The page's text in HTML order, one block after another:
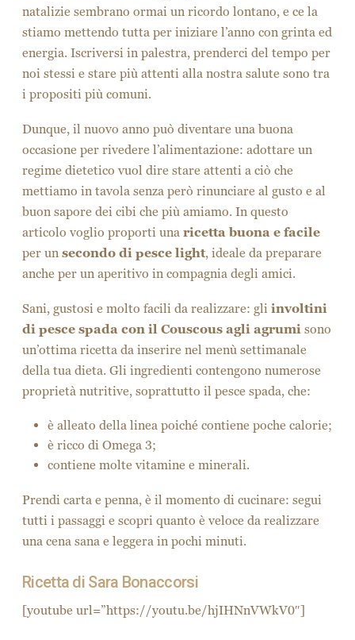
natalizie sembrano ormai un ricordo lontano, e ce la
stiamo mettendo tutta per iniziare l’anno con grinta ed
energia. Iscriversi in palestra, prenderci del tempo per
noi stessi e stare più attenti alla nostra salute sono tra
i propositi più comuni.
Dunque, il nuovo anno può diventare una buona
occasione per rivedere l’alimentazione: adottare un
regime dietetico vuol dire stare attenti a ciò che
mettiamo in tavola senza però rinunciare al gusto e al
buon sapore dei cibi che più amiamo. In questo
articolo voglio proporti una ricetta buona e facile
per un secondo di pesce light, ideale da preparare
anche per un aperitivo in compagnia degli amici.
Sani, gustosi e molto facili da realizzare: gli involtini
di pesce spada con il Couscous agli agrumi sono
un’ottima ricetta da inserire nel menù settimanale
della tua dieta. Gli ingredienti contengono numerose
proprietà nutritive, soprattutto il pesce spada, che:
è alleato della linea poiché contiene poche calorie;
è ricco di Omega 3;
contiene molte vitamine e minerali.
Prendi carta e penna, è il momento di cucinare: segui
tutti i passaggi e scopri quanto è veloce da realizzare
una cena sana e leggera in pochi minuti.
Ricetta di Sara Bonaccorsi
[youtube url=”https://youtu.be/hjIHNnVWkV0″]